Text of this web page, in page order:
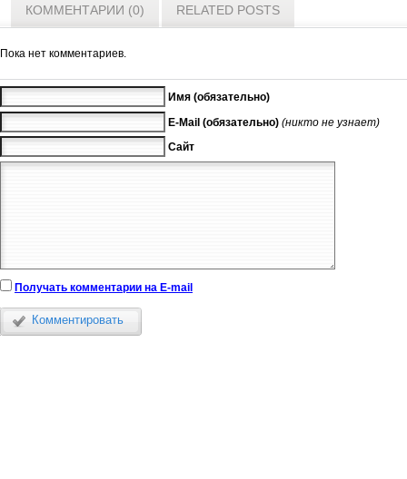
КОММЕНТАРИИ (0) RELATED POSTS
Пока нет комментариев.
Имя (обязательно)
E-Mail (обязательно) (никто не узнает)
Сайт
Получать комментарии на E-mail
Комментировать